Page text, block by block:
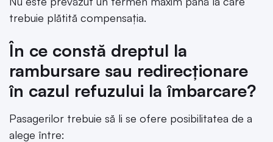
trebuie plătită compensaţia.
În ce constă dreptul la
rambursare sau redirecționare
în cazul refuzului la îmbarcare?
Pasagerilor trebuie să li se ofere posibilitatea de a
alege între: